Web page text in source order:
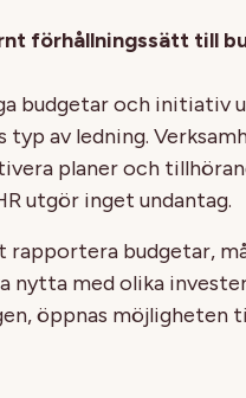
förhållningssätt till
budgetar och initiativ
typ av ledning.
planer och
utgör inget undantag.
rapportera budgetar,
nytta med olika
öppnas möjligheten